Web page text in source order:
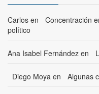
Carlos en
Concentración
político
Ana Isabel Fernández en
Diego Moya en Algunas